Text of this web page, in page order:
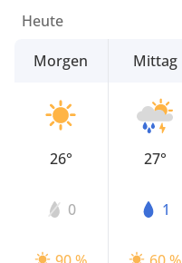
Heute
Morgen
26°
0
Mittag
27°
1